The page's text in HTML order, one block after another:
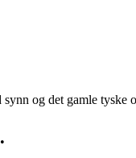
og det gamle
•